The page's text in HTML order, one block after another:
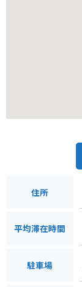
住所
平均滞在時間
駐車場